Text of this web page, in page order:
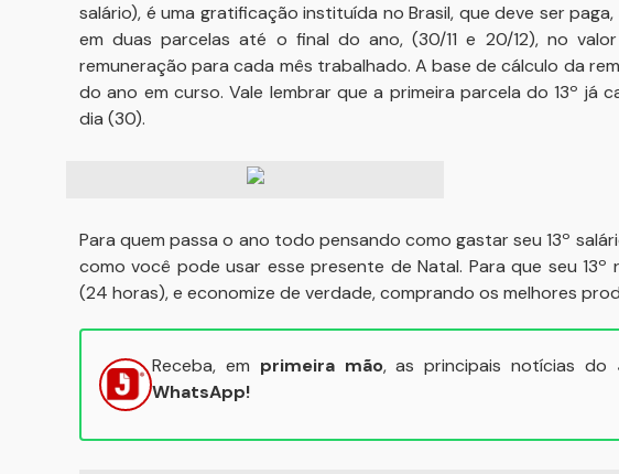
salário), é uma gratificação instituída no Brasil, que deve ser
em duas parcelas até o final do ano, (30/11 e 20/12), no
remuneração para cada mês trabalhado. A base de cálculo da
do ano em curso. Vale lembrar que a primeira parcela do 13º já
dia (30).
Para quem passa o ano todo pensando como gastar seu 13º
como você pode usar esse presente de Natal. Para que seu 13º
(24 horas), e economize de verdade, comprando os melhores
Receba, em primeira mão, as principais notícias do
WhatsApp!